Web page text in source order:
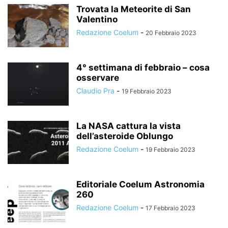
Trovata la Meteorite di San
Valentino
Redazione Coelum - 20 Febbraio 2023
4° settimana di febbraio – cosa
osservare
Claudio Pra - 19 Febbraio 2023
La NASA cattura la vista
dell’asteroide Oblungo
Redazione Coelum - 19 Febbraio 2023
Editoriale Coelum Astronomia
260
Redazione Coelum - 17 Febbraio 2023